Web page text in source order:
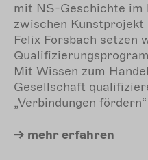
mit NS-Geschichte im
zwischen
Felix Forsbach setzen
Mit Wissen zum
Gesellschaft
„Verbindungen
mehr erfahren